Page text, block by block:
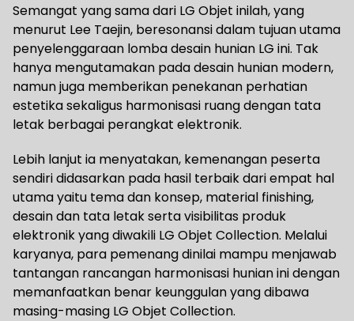
Semangat yang sama dari LG Objet inilah, yang
menurut Lee Taejin, beresonansi dalam tujuan utama
penyelenggaraan lomba desain hunian LG ini. Tak
hanya mengutamakan pada desain hunian modern,
namun juga memberikan penekanan perhatian
estetika sekaligus harmonisasi ruang dengan tata
letak berbagai perangkat elektronik.
Lebih lanjut ia menyatakan, kemenangan peserta
sendiri didasarkan pada hasil terbaik dari empat hal
utama yaitu tema dan konsep, material finishing,
desain dan tata letak serta visibilitas produk
elektronik yang diwakili LG Objet Collection. Melalui
karyanya, para pemenang dinilai mampu menjawab
tantangan rancangan harmonisasi hunian ini dengan
memanfaatkan benar keunggulan yang dibawa
masing-masing LG Objet Collection.